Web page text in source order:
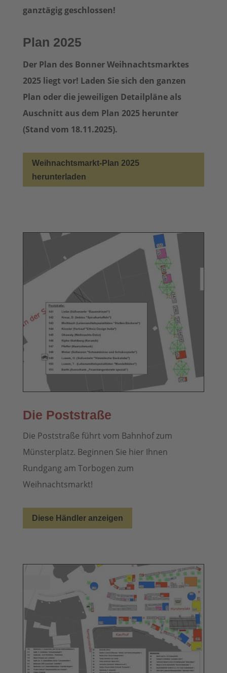
ganztägig geschlossen!
Plan 2025
Der Plan des Bonner Weihnachtsmarktes
2025 liegt vor! Laden Sie sich den ganzen
Plan oder die jeweiligen Detailpläne als
Auschnitt aus dem Plan 2025 herunter
(Stand vom 18.11.2025).
Weihnachtsmarkt-Plan 2025
herunterladen
Die Poststraße
Die Poststraße führt vom Bahnhof zum
Münsterplatz. Beginnen Sie hier Ihnen
Rundgang am Torbogen zum
Weihnachtsmarkt!
Diese Händler anzeigen